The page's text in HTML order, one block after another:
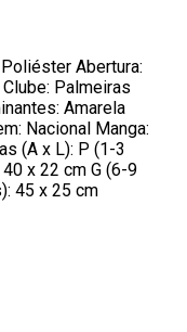
Abertura:
Palmeiras
Amarela
Nacional Manga:
(A x L): P (1-3
x 22 cm G (6-9
45 x 25 cm